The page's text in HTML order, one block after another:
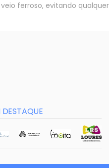
ferroso, evitando
DESTAQUE